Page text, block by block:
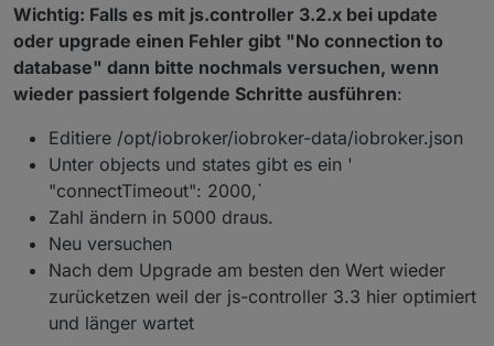
Wichtig: Falls es mit js.controller 3.2.x bei update
oder upgrade einen Fehler gibt "No connection to
database" dann bitte nochmals versuchen, wenn
wieder passiert folgende Schritte ausführen:
Editiere /opt/iobroker/iobroker-data/iobroker.json
Unter objects und states gibt es ein '
"connectTimeout": 2000,`
Zahl ändern in 5000 draus.
Neu versuchen
Nach dem Upgrade am besten den Wert wieder
zurücketzen weil der js-controller 3.3 hier optimiert
und länger wartet